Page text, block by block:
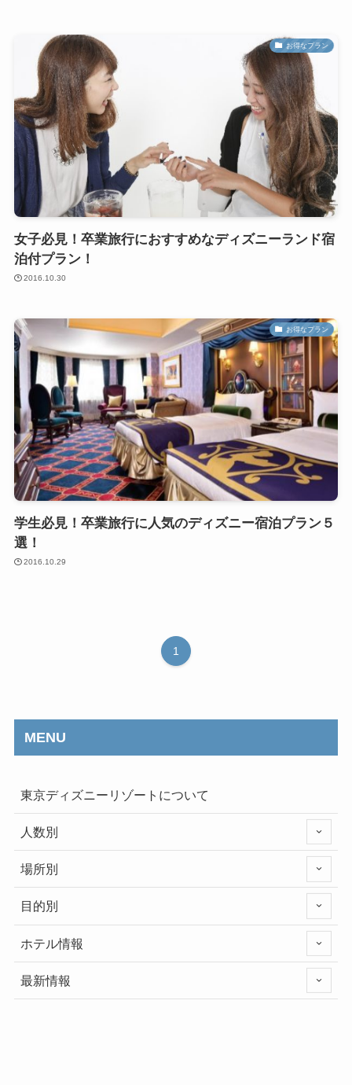
お得なプラン
女子必見！卒業旅行におすすめなディズニーランド宿
泊付プラン！
2016.10.30
お得なプラン
学生必見！卒業旅行に人気のディズニー宿泊プラン５
選！
2016.10.29
1
MENU
東京ディズニーリゾートについて
人数別
場所別
目的別
ホテル情報
最新情報